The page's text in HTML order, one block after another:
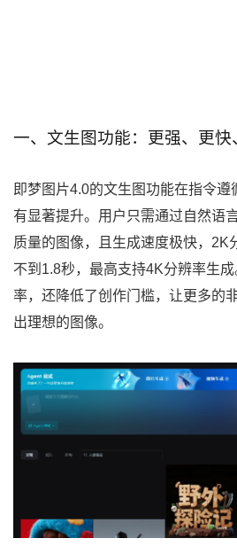
一、文生图功能：更强、更快
即梦图片4.0的文生图功能在指令
有显著提升。用户只需通过自然语
质量的图像，且生成速度极快，2K
不到1.8秒，最高支持4K分辨率生
率，还降低了创作门槛，让更多的
出理想的图像。